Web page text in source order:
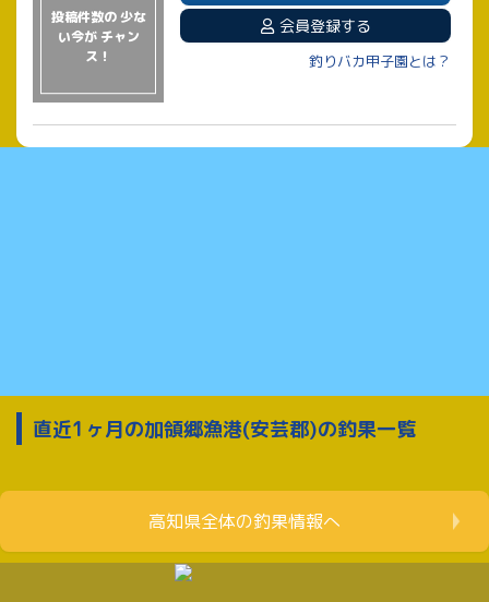
投稿件数の 少な
い今が チャン
ス！
会員登録する
釣りバカ甲子園とは？
直近1ヶ月の加領郷漁港(安芸郡)の釣果一覧
高知県全体の釣果情報へ